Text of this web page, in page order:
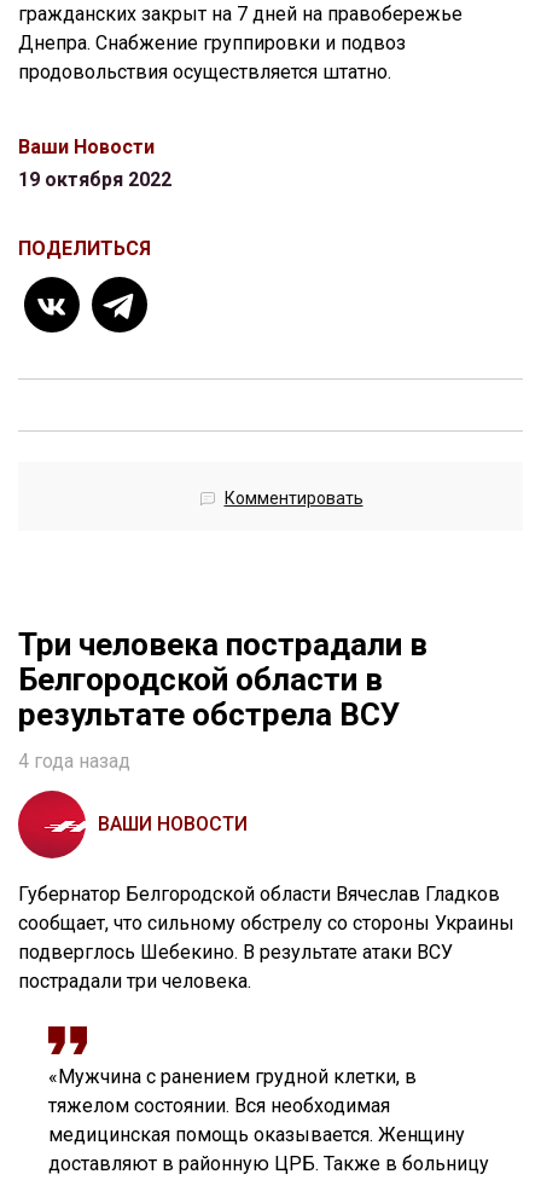
гражданских закрыт на 7 дней на правобережье
Днепра. Снабжение группировки и подвоз
продовольствия осуществляется штатно.
Ваши Новости
19 октября 2022
ПОДЕЛИТЬСЯ
Комментировать
Три человека пострадали в
Белгородской области в
результате обстрела ВСУ
4 года назад
ВАШИ НОВОСТИ
Губернатор Белгородской области Вячеслав Гладков
сообщает, что сильному обстрелу со стороны Украины
подверглось Шебекино. В результате атаки ВСУ
пострадали три человека.
«Мужчина с ранением грудной клетки, в
тяжелом состоянии. Вся необходимая
медицинская помощь оказывается. Женщину
доставляют в районную ЦРБ. Также в больницу